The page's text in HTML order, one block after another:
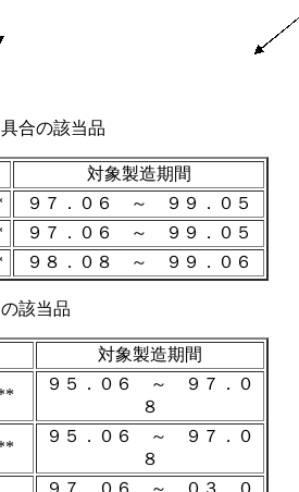
合の該当品
対象製造期間
９７．０６ ～ ９９．０５
９７．０６ ～ ９９．０５
９８．０８ ～ ９９．０６
該当品
対象製造期間
９５．０６ ～ ９７．０
８
９５．０６ ～ ９７．０
８
９７．０６ ～ ０３．０